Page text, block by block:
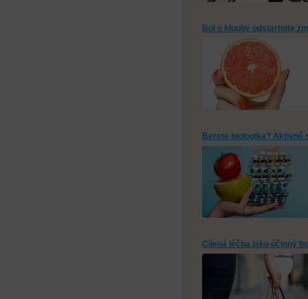
Boj o klouby odstartujte
Berete biologika? Aktivně
Cílená léčba jako účinný